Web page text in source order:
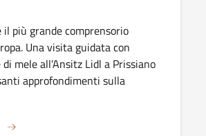
il più grande comprensorio
Una visita guidata con
mele all’Ansitz Lidl a Prissiano
approfondimenti sulla